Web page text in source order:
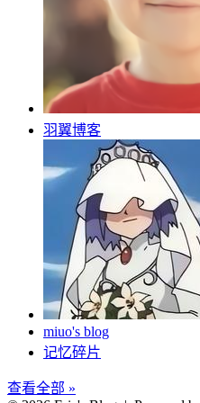
羽翼博客
miuo's blog
记忆碎片
查看全部 »